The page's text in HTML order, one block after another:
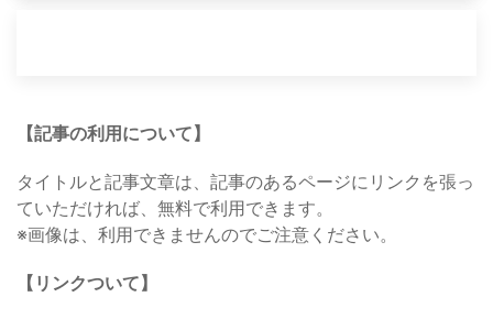
【記事の利用について】
タイトルと記事文章は、記事のあるページにリンクを張っ
ていただければ、無料で利用できます。
※画像は、利用できませんのでご注意ください。
【リンクついて】